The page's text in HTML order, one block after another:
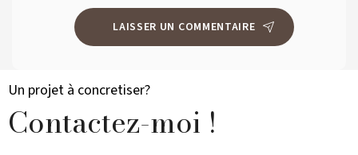
Un projet à concretiser?
Contactez-moi !